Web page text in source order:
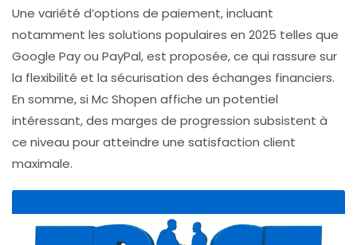
Une variété d’options de paiement, incluant
notamment les solutions populaires en 2025 telles que
Google Pay ou PayPal, est proposée, ce qui rassure sur
la flexibilité et la sécurisation des échanges financiers.
En somme, si Mc Shopen affiche un potentiel
intéressant, des marges de progression subsistent à
ce niveau pour atteindre une satisfaction client
maximale.